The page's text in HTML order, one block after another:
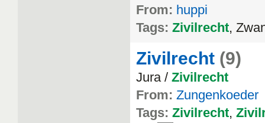
From: huppi
Tags: Zivilrecht,
Zivilrecht (9)
Jura / Zivilrecht
From: Zungenkoeder
Tags: Zivilrecht,